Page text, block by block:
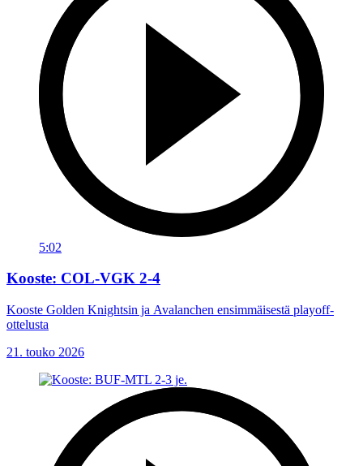
5:02
Kooste: COL-VGK 2-4
Kooste Golden Knightsin ja Avalanchen ensimmäisestä playoff-
ottelusta
21. touko 2026